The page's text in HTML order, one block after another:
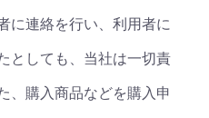
に連絡を行い、利用者に
としても、当社は一切責
、購入商品などを購入申